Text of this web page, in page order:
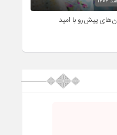
پیش‌رو با امید